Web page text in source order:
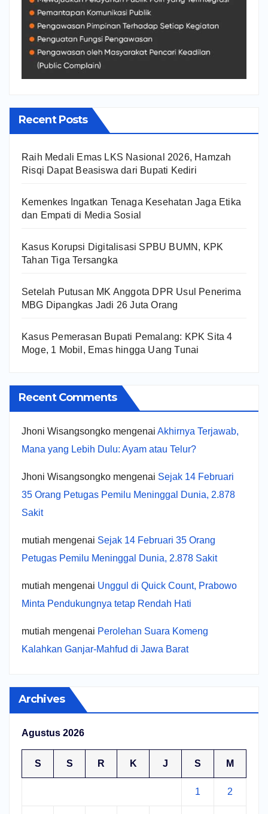
Recent Posts
Raih Medali Emas LKS Nasional 2026, Hamzah
Risqi Dapat Beasiswa dari Bupati Kediri
Kemenkes Ingatkan Tenaga Kesehatan Jaga Etika
dan Empati di Media Sosial
Kasus Korupsi Digitalisasi SPBU BUMN, KPK
Tahan Tiga Tersangka
Setelah Putusan MK Anggota DPR Usul Penerima
MBG Dipangkas Jadi 26 Juta Orang
Kasus Pemerasan Bupati Pemalang: KPK Sita 4
Moge, 1 Mobil, Emas hingga Uang Tunai
Recent Comments
Jhoni Wisangsongko mengenai Akhirnya Terjawab,
Mana yang Lebih Dulu: Ayam atau Telur?
Jhoni Wisangsongko mengenai Sejak 14 Februari
35 Orang Petugas Pemilu Meninggal Dunia, 2.878
Sakit
mutiah mengenai Sejak 14 Februari 35 Orang
Petugas Pemilu Meninggal Dunia, 2.878 Sakit
mutiah mengenai Unggul di Quick Count, Prabowo
Minta Pendukungnya tetap Rendah Hati
mutiah mengenai Perolehan Suara Komeng
Kalahkan Ganjar-Mahfud di Jawa Barat
Archives
Agustus 2026
S S R K J S M
1 2